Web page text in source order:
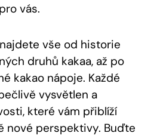
vás.
vše od historie
druhů ⁤kakaa, až po
kakao nápoje. Každé
vysvětlen ⁢a
které vám přiblíží
nové perspektivy. Buďte